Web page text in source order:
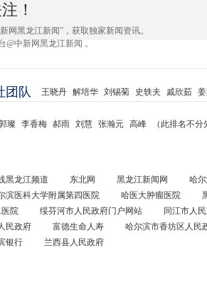
！
网黑龙江新闻”，获取独家新闻资讯。
中新网黑龙江新闻 。
团队 王晓丹 解培华 刘锡菊 史轶夫 戚欣茹
璨 李香梅 郝雨 刘慧 张瀚元 高峰 （此排名不分
黑龙江频道 东北网 黑龙江新闻网
哈
滨医科大学附属第四医院 哈医大肿瘤医院
院
绥芬河市人民政府门户网站
同江市人
民政府 富德生命人寿
哈尔滨市香坊区人民
银行 兰西县人民政府